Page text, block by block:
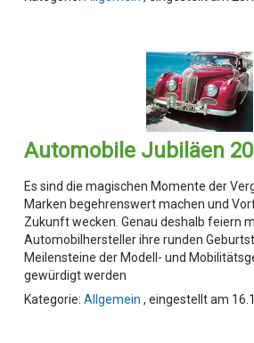
Automobile Jubiläen
Es sind die magischen Momente der
Marken begehrenswert machen und
Zukunft wecken. Genau deshalb feiern
Automobilhersteller ihre runden
Meilensteine der Modell- und
gewürdigt werden
Kategorie: Allgemein , eingestellt am